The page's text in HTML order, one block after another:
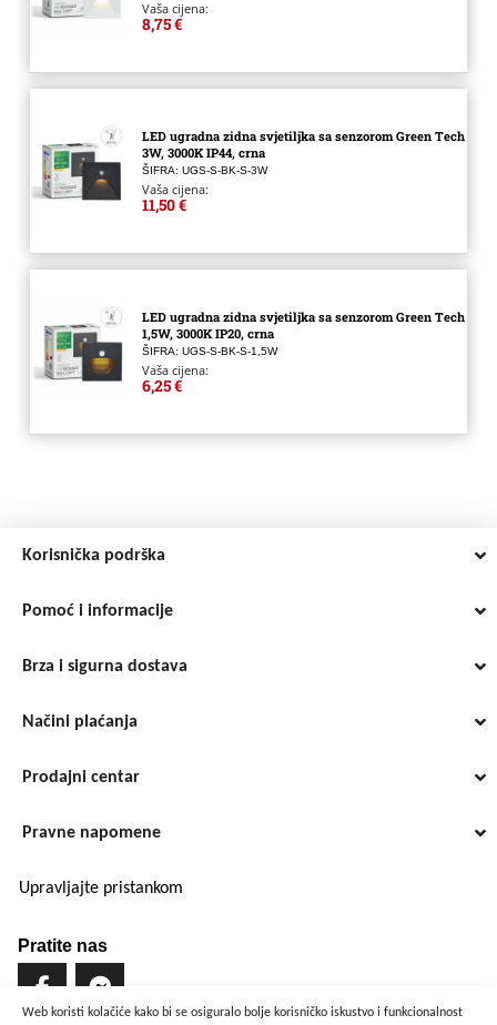
Web koristi kolačiće kako bi se osiguralo bolje korisničko iskustvo i funkcionalnost
Vaša cijena:
8,75 €
LED ugradna zidna svjetiljka sa senzorom Green Tech
3W, 3000K IP44, crna
ŠIFRA: UGS-S-BK-S-3W
Vaša cijena:
11,50 €
LED ugradna zidna svjetiljka sa senzorom Green Tech
1,5W, 3000K IP20, crna
ŠIFRA: UGS-S-BK-S-1,5W
Vaša cijena:
6,25 €
Korisnička podrška
Pomoć i informacije
Brza i sigurna dostava
Načini plaćanja
Prodajni centar
Pravne napomene
Upravljajte pristankom
Pratite nas